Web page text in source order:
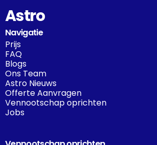
Astro
Navigatie
Prijs
FAQ
Blogs
Ons Team
Astro Nieuws
Offerte Aanvragen
Vennootschap oprichten
Jobs